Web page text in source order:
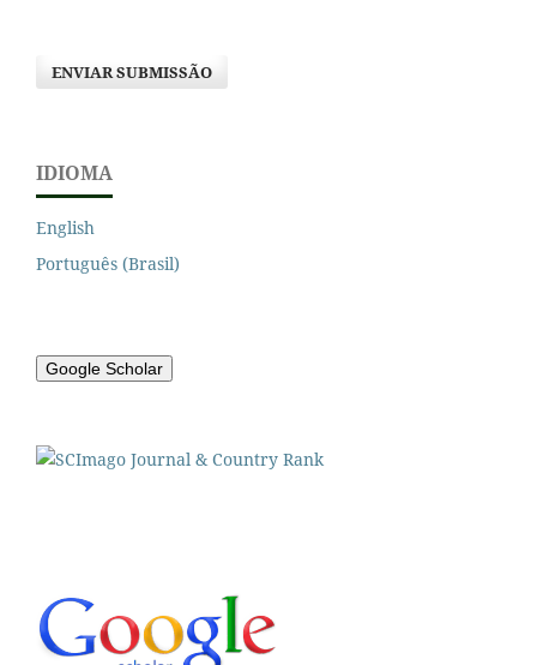
ENVIAR SUBMISSÃO
IDIOMA
English
Português (Brasil)
Google Scholar